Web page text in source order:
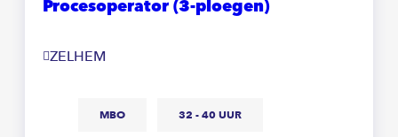
Procesoperator (3-ploegen)
ZELHEM
MBO 32 - 40 UUR